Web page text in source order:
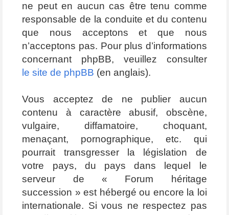
ne peut en aucun cas être tenu comme
responsable de la conduite et du contenu
que nous acceptons et que nous
n’acceptons pas. Pour plus d’informations
concernant phpBB, veuillez consulter
le site de phpBB (en anglais).
Vous acceptez de ne publier aucun
contenu à caractère abusif, obscène,
vulgaire, diffamatoire, choquant,
menaçant, pornographique, etc. qui
pourrait transgresser la législation de
votre pays, du pays dans lequel le
serveur de « Forum héritage
succession » est hébergé ou encore la loi
internationale. Si vous ne respectez pas